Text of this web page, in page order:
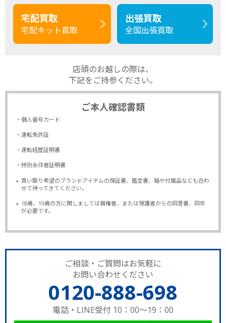
宅配買取
宅配キット買取
出張買取
全国出張買取
店頭のお越しの際は、
下記をご持参ください。
ご本人確認書類
・個人番号カード
・運転免許証
・運転経歴証明書
・特別永住者証明書
※ 買い取り希望のブランドアイテムの保証書、鑑定書、箱や付属品なども合わ
せて持ってきてください。
※ 18歳、19歳の方に関しましては親権者、または保護者からの同意書、同伴
が必要です。
ご相談・ご質問はお気軽に
お問い合わせください
0120-888-698
電話・LINE受付 10：00～19：00